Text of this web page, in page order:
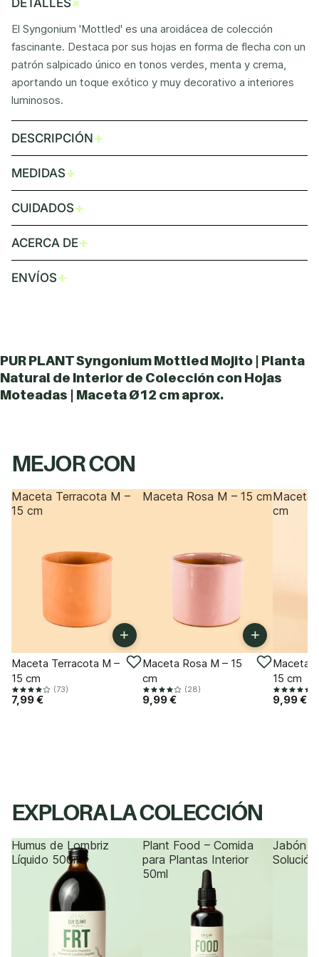
El Syngonium 'Mottled' es una aroidácea de colección
fascinante. Destaca por sus hojas en forma de flecha con un
patrón salpicado único en tonos verdes, menta y crema,
aportando un toque exótico y muy decorativo a interiores
luminosos.
DESCRIPCIÓN+
MEDIDAS+
CUIDADOS+
ACERCA DE+
ENVÍOS+
PUR PLANT Syngonium Mottled Mojito | Planta
Natural de Interior de Colección con Hojas
Moteadas | Maceta Ø12 cm aprox.
MEJOR CON
Maceta Terracota M –
15 cm
+
Maceta Terracota M –
15 cm
(73)
7,99 €
Maceta Rosa M – 15 cm
+
Maceta Rosa M – 15
cm
(28)
9,99 €
Maceta
cm
Maceta
15 cm
9,99 €
EXPLORA LA COLECCIÓN
Humus de Lombriz
Líquido 500ml
Plant Food – Comida
para Plantas Interior
50ml
Jabón